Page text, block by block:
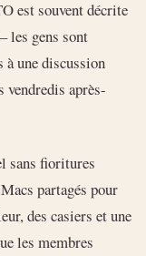
est souvent décrite
– les gens sont
une discussion
vendredis après-
sans fioritures
partagés pour
des casiers et une
les membres